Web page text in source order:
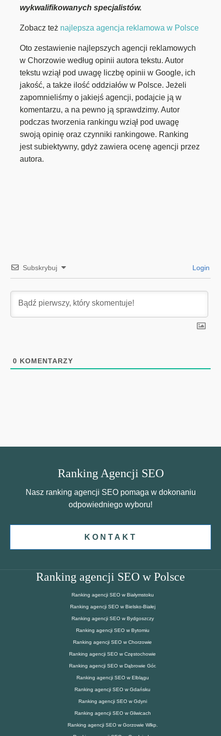
wykwalifikowanych specjalistów.
Zobacz też najlepsza agencja reklamowa w Polsce
Oto zestawienie najlepszych agencji reklamowych
w Chorzowie według opinii autora tekstu. Autor
tekstu wziął pod uwagę liczbę opinii w Google, ich
jakość, a także ilość oddziałów w Polsce. Jeżeli
zapomnieliśmy o jakiejś agencji, podajcie ją w
komentarzu, a na pewno ją sprawdzimy. Autor
podczas tworzenia rankingu wziął pod uwagę
swoją opinię oraz czynniki rankingowe. Ranking
jest subiektywny, gdyż zawiera ocenę agencji przez
autora.
Subskrybuj Login
0 KOMENTARZY
Ranking Agencji SEO
Nasz ranking agencji SEO pomaga w dokonaniu
odpowiedniego wyboru!
KONTAKT
Ranking agencji SEO w Polsce
Ranking agencji SEO w Białymstoku
Ranking agencji SEO w Bielsko-Białej
Ranking agencji SEO w Bydgoszczy
Ranking agencji SEO w Bytomiu
Ranking agencji SEO w Chorzowie
Ranking agencji SEO w Częstochowie
Ranking agencji SEO w Dąbrowie Gór.
Ranking agencji SEO w Elblągu
Ranking agencji SEO w Gdańsku
Ranking agencji SEO w Gdyni
Ranking agencji SEO w Gliwicach
Ranking agencji SEO w Gorzowie Wlkp.